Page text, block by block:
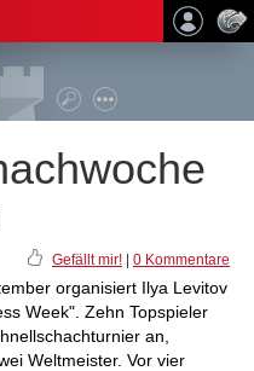
Gefällt mir! 0 Kommentare
organisiert Ilya Levitov
Week". Zehn Topspieler
an,
Weltmeister. Vor vier